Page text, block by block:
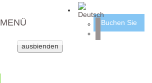
MENÜ
RESTAURANT & IMBISS
MOBILHEIME
Buchen Sie
ausblenden